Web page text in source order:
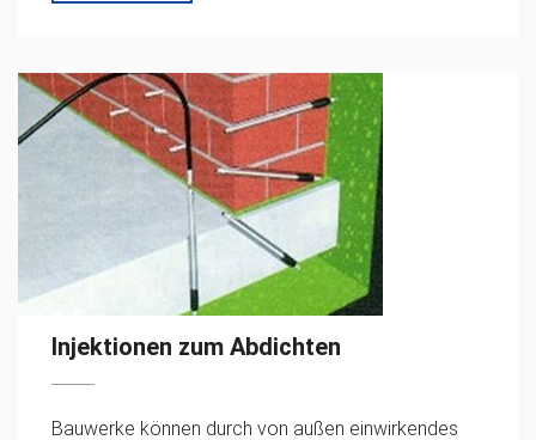
Injektionen zum Abdichten
Bauwerke können durch von außen einwirkendes